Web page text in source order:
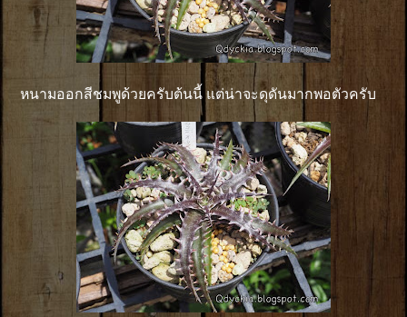
หนามออกสีชมพูด้วยครับต้นนี้ แต่น่าจะดุดันมากพอตัวครับ